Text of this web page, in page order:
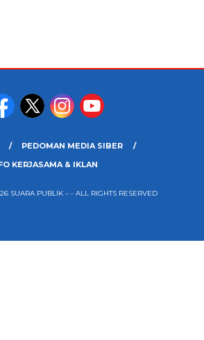
PEDOMAN MEDIA SIBER
KERJASAMA & IKLAN
SUARA PUBLIK – - ALL RIGHTS RESERVED